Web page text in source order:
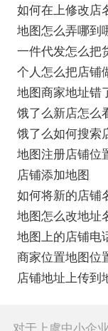
如何在上修改店
地图怎么弄哪到
一件代发怎么把
己的店铺
个人怎么把店铺
呢
地图商家地址错
改
饿了么新店怎么
饿了么如何搜索
地图注册店铺位
消
店铺添加地图
如何将新的店铺
到地图上
地图怎么改地址
地图上的店铺电
改
商家位置地图位
传
店铺地址上传到
对于上虞中小企